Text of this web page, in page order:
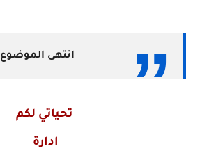
انتهى الموضوع
تحياتي لكم
ادارة